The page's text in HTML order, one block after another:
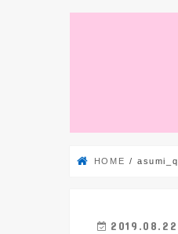
HOME asumi_q
2019.08.22